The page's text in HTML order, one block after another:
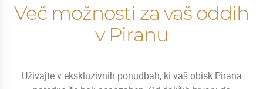
Več možnosti za vaš oddih
v Piranu
Uživajte v ekskluzivnih ponudbah, ki vaš obisk Pirana